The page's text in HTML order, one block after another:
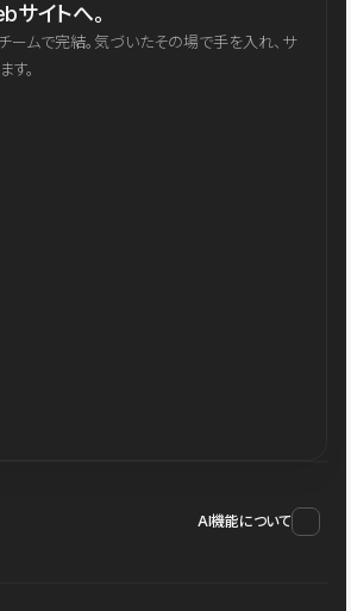
イトへ。
ームで完結。気づいたその場で手を入れ、サ
す。
AI機能について